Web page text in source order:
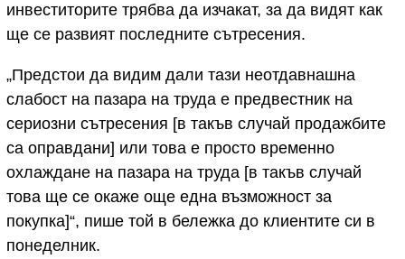
инвеститорите трябва да изчакат, за да видят как
ще се развият последните сътресения.
„Предстои да видим дали тази неотдавнашна
слабост на пазара на труда е предвестник на
сериозни сътресения [в такъв случай продажбите
са оправдани] или това е просто временно
охлаждане на пазара на труда [в такъв случай
това ще се окаже още една възможност за
покупка]“, пише той в бележка до клиентите си в
понеделник.